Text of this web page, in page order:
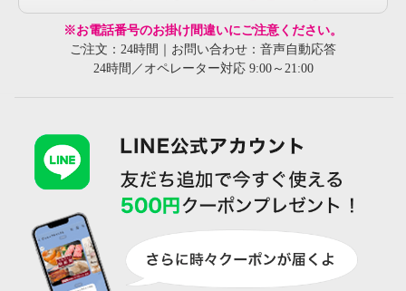
※お電話番号のお掛け間違いにご注意ください。
ご注文：24時間｜お問い合わせ：音声自動応答
24時間／オペレーター対応 9:00～21:00